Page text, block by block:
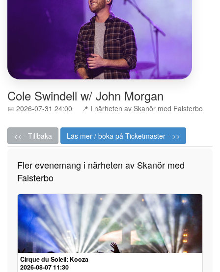
Cole Swindell w/ John Morgan
📅 2026-07-31 24:00 📍 I närheten av Skanör med Falsterbo
<< - Tillbaka Läs mer / boka på Ticketmaster - >>
Fler evenemang i närheten av Skanör med
Falsterbo
Cirque du Soleil: Kooza
2026-08-07 11:30